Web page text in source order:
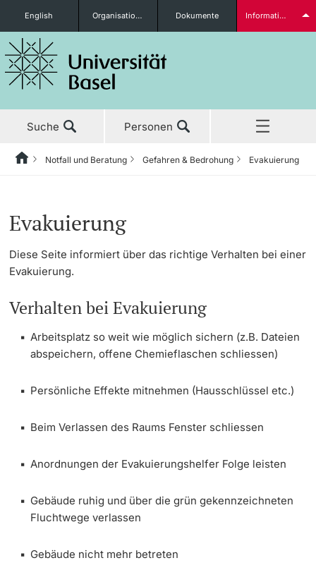
Studieninteressierte
Doktorierende
Fördernde & Alumni
English Organisationseinheiten Dokumente Informationen für...
Suche Personen
Forschung
Lehre
Weiterbildung
HomeZurückNotfall und Beratung Gefahren & Bedrohung Evakuierung
Evakuierung
Diese Seite informiert über das richtige Verhalten bei einer
Evakuierung.
Verhalten bei Evakuierung
Arbeitsplatz so weit wie möglich sichern (z.B. Dateien
abspeichern, offene Chemieflaschen schliessen)
Persönliche Effekte mitnehmen (Hausschlüssel etc.)
Beim Verlassen des Raums Fenster schliessen
Anordnungen der Evakuierungshelfer Folge leisten
Gebäude ruhig und über die grün gekennzeichneten
Fluchtwege verlassen
Gebäude nicht mehr betreten